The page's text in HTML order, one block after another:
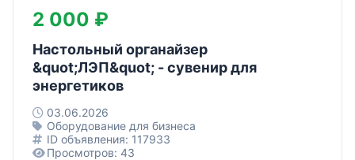
2 000 ₽
Настольный органайзер
&quot;ЛЭП&quot; - сувенир для
энергетиков
03.06.2026
Оборудование для бизнеса
ID объявления: 117933
Просмотров: 43